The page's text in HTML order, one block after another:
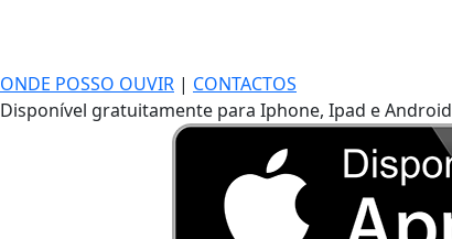
ONDE POSSO OUVIR | CONTACTOS
Disponível gratuitamente para Iphone, Ipad e Android